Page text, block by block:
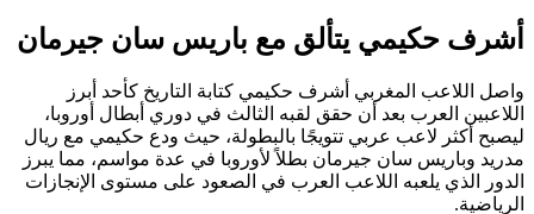
أشرف حكيمي يتألق مع باريس سان جيرمان
واصل اللاعب المغربي أشرف حكيمي كتابة التاريخ كأحد أبرز
اللاعبين العرب بعد أن حقق لقبه الثالث في دوري أبطال أوروبا،
ليصبح أكثر لاعب عربي تتويجًا بالبطولة، حيث ودع حكيمي مع ريال
مدريد وباريس سان جيرمان بطلاً لأوروبا في عدة مواسم، مما يبرز
الدور الذي يلعبه اللاعب العرب في الصعود على مستوى الإنجازات
الرياضية.